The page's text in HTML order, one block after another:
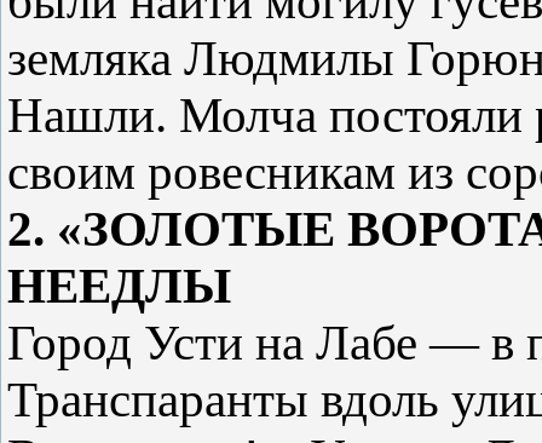
земляка Людмилы
Нашли. Молча постояли
своим ровесникам из
2. «ЗОЛОТЫЕ
НЕЕДЛЫ
Город Усти на Лабе — в
Транспаранты вдоль